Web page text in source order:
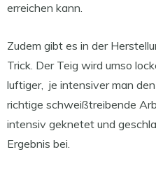
erreichen kann.
Zudem gibt es in der
Trick. Der Teig wird umso
luftiger, je intensiver man
richtige schweißtreibende
intensiv geknetet und
Ergebnis bei.